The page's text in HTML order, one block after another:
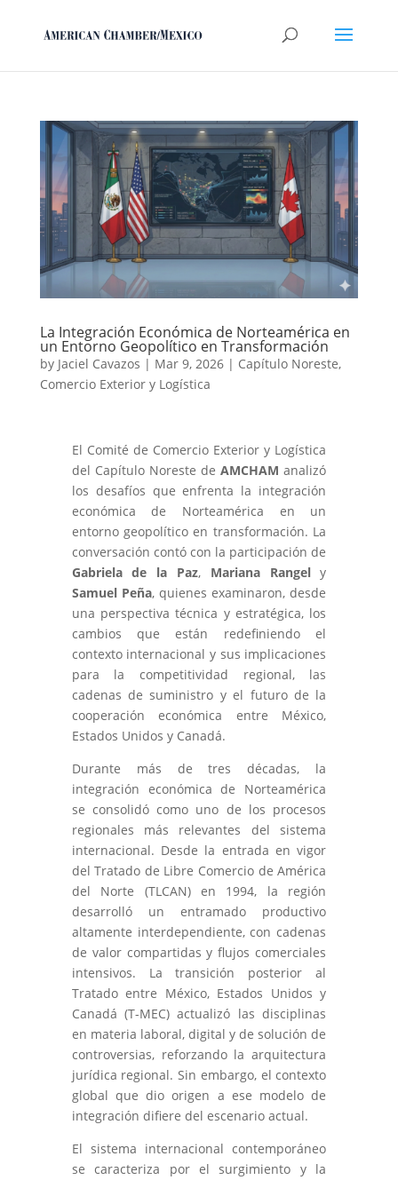
La Integración Económica de Norteamérica en
un Entorno Geopolítico en Transformación
by Jaciel Cavazos | Mar 9, 2026| Capítulo Noreste,
Comercio Exterior y Logística
El Comité de Comercio Exterior y Logística
del Capítulo Noreste deAMCHAManalizó
los desafíos que enfrenta la integración
económica de Norteamérica en un
entorno geopolítico en transformación. La
conversación contó con la participación de
Gabriela de la Paz, Mariana Rangely
Samuel Peña, quienes examinaron, desde
una perspectiva técnica y estratégica, los
cambios que están redefiniendo el
contexto internacional y sus implicaciones
para la competitividad regional, las
cadenas de suministro y el futuro de la
cooperación económica entre México,
Estados Unidos y Canadá.
Durante más de tres décadas, la
integración económica de Norteamérica
se consolidó como uno de los procesos
regionales más relevantes del sistema
internacional. Desde la entrada en vigor
del Tratado de Libre Comercio de América
del Norte (TLCAN) en 1994, la región
desarrolló un entramado productivo
altamente interdependiente, con cadenas
de valor compartidas y flujos comerciales
intensivos. La transición posterior al
Tratado entre México, Estados Unidos y
Canadá (T-MEC) actualizó las disciplinas
en materia laboral, digital y de solución de
controversias, reforzando la arquitectura
jurídica regional. Sin embargo, el contexto
global que dio origen a ese modelo de
integración difiere del escenario actual.
El sistema internacional contemporáneo
se caracteriza por el surgimiento y la